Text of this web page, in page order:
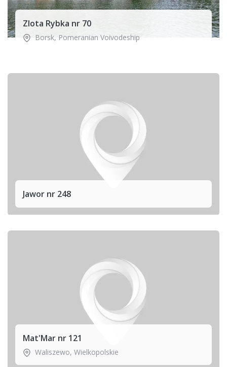
Zlota Rybka nr 70
Borsk, Pomeranian Voivodeship
Jawor nr 248
Mat'Mar nr 121
Waliszewo, Wielkopolskie